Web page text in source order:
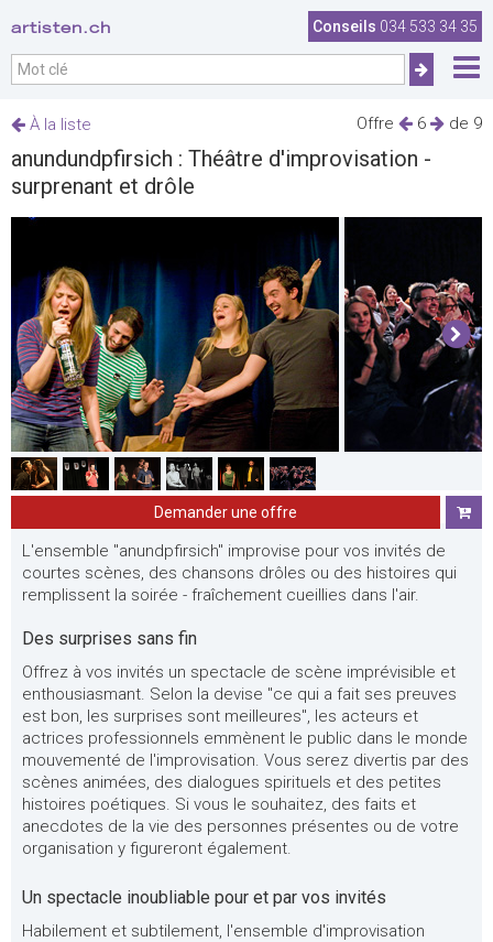
artisten.ch Conseils 034 533 34 35
Offre 6 de 9
À la liste
anundundpfirsich : Théâtre d'improvisation -
surprenant et drôle
Demander une offre
L'ensemble "anundpfirsich" improvise pour vos invités de
courtes scènes, des chansons drôles ou des histoires qui
remplissent la soirée - fraîchement cueillies dans l'air.
Des surprises sans fin
Offrez à vos invités un spectacle de scène imprévisible et
enthousiasmant. Selon la devise "ce qui a fait ses preuves
est bon, les surprises sont meilleures", les acteurs et
actrices professionnels emmènent le public dans le monde
mouvementé de l'improvisation. Vous serez divertis par des
scènes animées, des dialogues spirituels et des petites
histoires poétiques. Si vous le souhaitez, des faits et
anecdotes de la vie des personnes présentes ou de votre
organisation y figureront également.
Un spectacle inoubliable pour et par vos invités
Habilement et subtilement, l'ensemble d'improvisation